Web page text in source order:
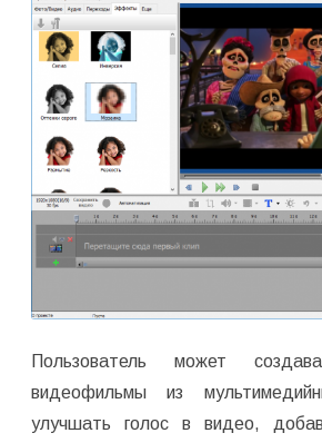
Пользователь может
видеофильмы из
улучшать голос в видео,